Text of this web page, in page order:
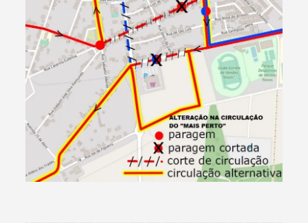
Categorias gerais
Filtros